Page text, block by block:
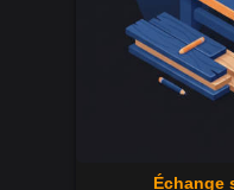
Échange